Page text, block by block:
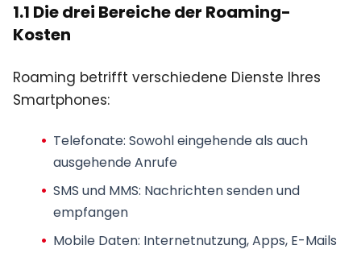
1.1 Die drei Bereiche der Roaming-
Kosten
Roaming betrifft verschiedene Dienste Ihres
Smartphones:
Telefonate: Sowohl eingehende als auch
ausgehende Anrufe
SMS und MMS: Nachrichten senden und
empfangen
Mobile Daten: Internetnutzung, Apps, E-Mails